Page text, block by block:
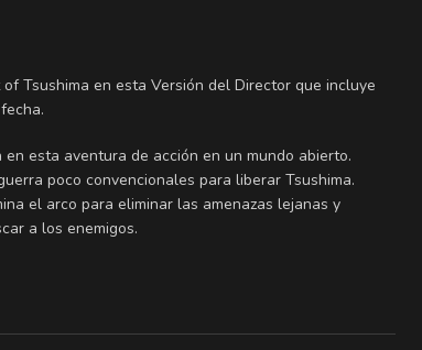
Tsushima en esta Versión del Director que incluye
esta aventura de acción en un mundo abierto.
poco convencionales para liberar Tsushima.
el arco para eliminar las amenazas lejanas y
a los enemigos.